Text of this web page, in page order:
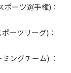
ーツ選手権)：
ーツリーグ)：
ングチーム) ：